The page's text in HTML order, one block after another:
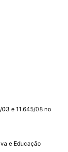
e 11.645/08 no
e Educação